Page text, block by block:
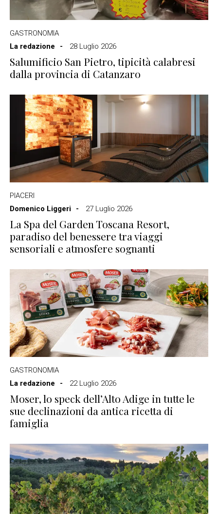
GASTRONOMIA
La redazione
28 Luglio 2026
Salumificio San Pietro, tipicità calabresi
dalla provincia di Catanzaro
PIACERI
Domenico Liggeri
27 Luglio 2026
La Spa del Garden Toscana Resort,
paradiso del benessere tra viaggi
sensoriali e atmosfere sognanti
GASTRONOMIA
La redazione
22 Luglio 2026
Moser, lo speck dell’Alto Adige in tutte le
sue declinazioni da antica ricetta di
famiglia